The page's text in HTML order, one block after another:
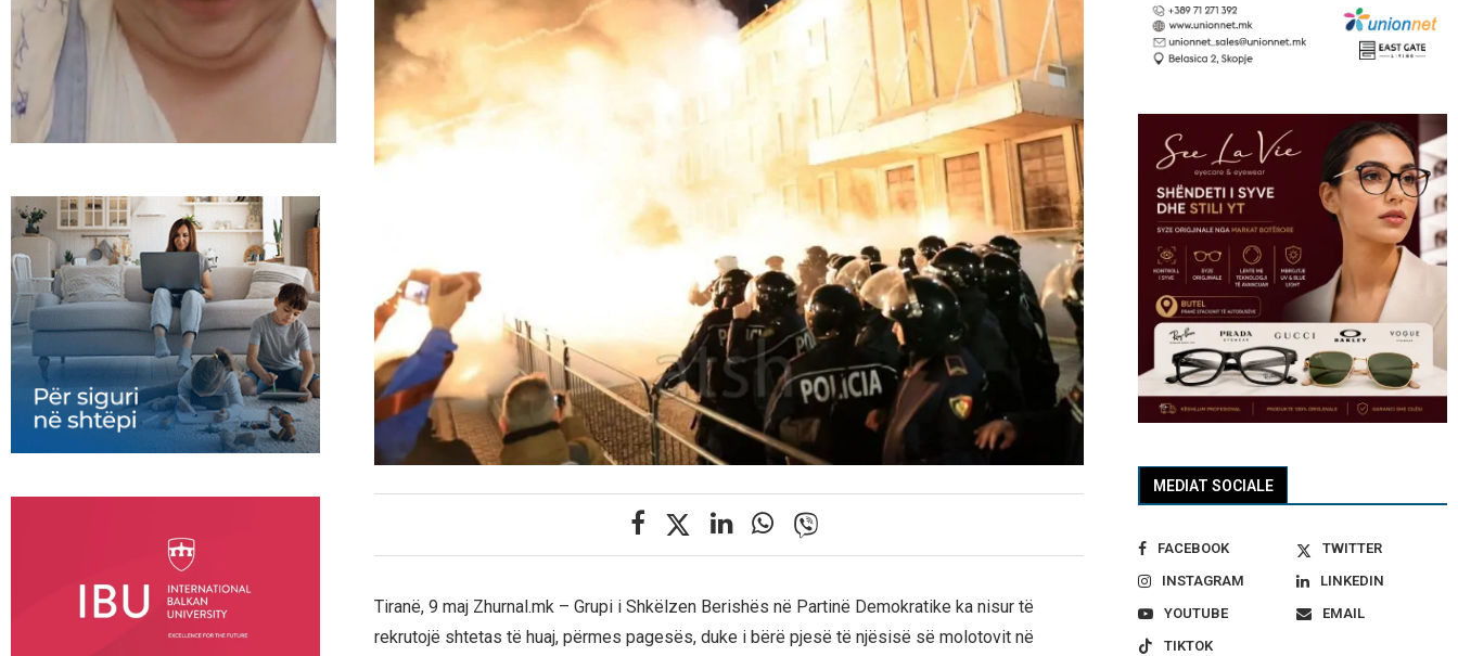
Tiranë, 9 maj Zhurnal.mk – Grupi i Shkëlzen Berishës në Partinë Demokratike ka nisur të
rekrutojë shtetas të huaj, përmes pagesës, duke i bërë pjesë të njësisë së molotovit në
MEDIAT SOCIALE
FACEBOOK
TWITTER
INSTAGRAM
LINKEDIN
YOUTUBE
EMAIL
TIKTOK